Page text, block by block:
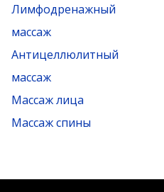
Лимфодренажный
массаж
Антицеллюлитный
массаж
Массаж лица
Массаж спины